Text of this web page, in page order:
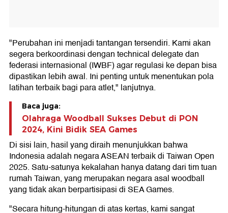
"Perubahan ini menjadi tantangan tersendiri. Kami akan
segera berkoordinasi dengan technical delegate dan
federasi internasional (IWBF) agar regulasi ke depan bisa
dipastikan lebih awal. Ini penting untuk menentukan pola
latihan terbaik bagi para atlet," lanjutnya.
Baca juga:
Olahraga Woodball Sukses Debut di PON
2024, Kini Bidik SEA Games
Di sisi lain, hasil yang diraih menunjukkan bahwa
Indonesia adalah negara ASEAN terbaik di Taiwan Open
2025. Satu-satunya kekalahan hanya datang dari tim tuan
rumah Taiwan, yang merupakan negara asal woodball
yang tidak akan berpartisipasi di SEA Games.
"Secara hitung-hitungan di atas kertas, kami sangat